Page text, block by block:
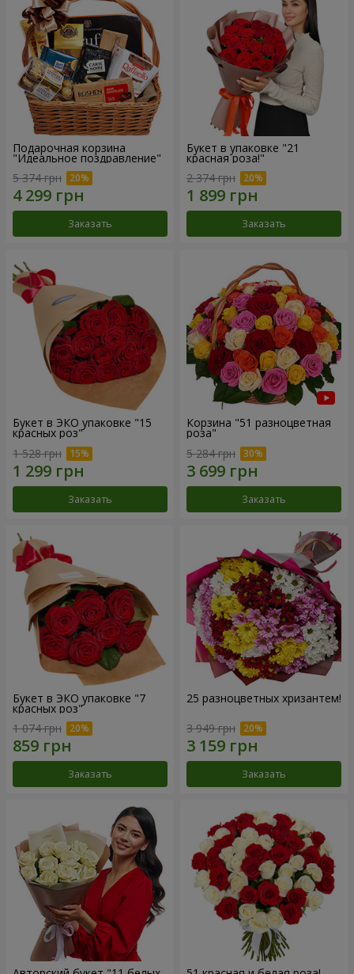
Подарочная корзина
"Идеальное поздравление"
5 374 грн
Заказать
Букет в упаковке "21
красная роза!"
2 374 грн
Заказать
Букет в ЭКО упаковке "15
красных роз"
1 528 грн
Заказать
Корзина "51 разноцветная
роза"
5 284 грн
Заказать
Букет в ЭКО упаковке "7
красных роз"
1 074 грн
Заказать
25 разноцветных хризантем!
3 949 грн
Заказать